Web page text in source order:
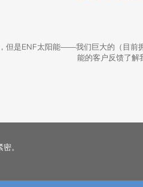
但是ENF太阳能——我们巨大的（目
能的客户反馈了解
。